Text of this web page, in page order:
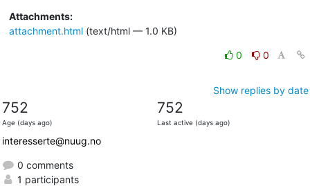
Attachments:
attachment.html(text/html — 1.0 KB)
0 0
Show replies by date
752
Age (days ago)
752
Last active (days ago)
interesserte@nuug.no
0 comments
1 participants